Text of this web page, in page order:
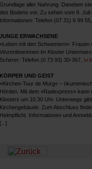
Grundlage aller Nahrung. Daneben
des Bodens vor. Zu sehen vom 9.
Informationen: Telefon (07 31) 6 99 55,
JUNGE ERWACHSENE
»Leben mit den Schwestern«:
Vinzentinerinnen im Kloster
Scherer: Telefon (0 73 93) 30-367,
KÖRPER UND GEIST
»Kirchen-Tour de Murg« –
Hörden. Mit dem »Radexpress«
Klosters um 10.30 Uhr. Unterwegs
Kirchengebäude. Zum Abschluss
Helmpflicht. Informationen und
[...]